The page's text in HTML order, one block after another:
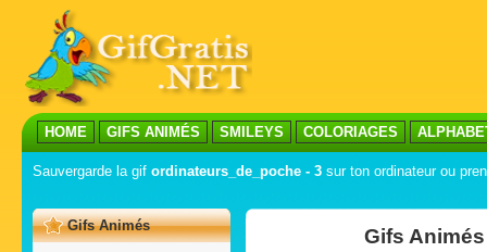
HOME GIFS ANIMÉS SMILEYS COLORIAGES
Sauvergarde la gif ordinateurs_de_poche - 3 sur ton ordinateur ou
Gifs Animés Gifs